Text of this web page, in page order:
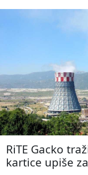
RiTE Gacko
kartice upiše